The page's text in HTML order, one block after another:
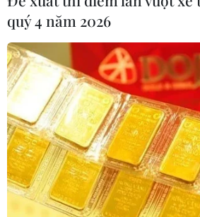
Theo dõi VietnamPlus
TIN LIÊN QUAN
quý 4 năm 2026